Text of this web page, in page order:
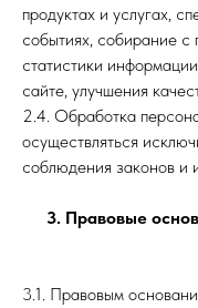
продуктах и услугах,
событиях, собирание
статистики
сайте, улучшения
2.4. Обработка
осуществляться
соблюдения законов и
3. Правовые
3.1. Правовым